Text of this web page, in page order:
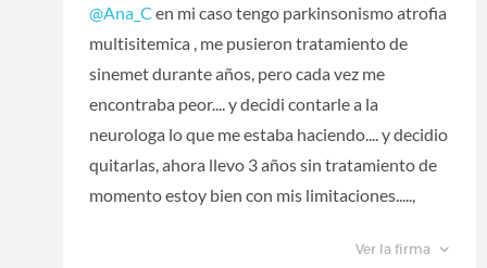
@Ana_C en mi caso tengo parkinsonismo atrofia
multisitemica , me pusieron tratamiento de
sinemet durante años, pero cada vez me
encontraba peor.... y decidi contarle a la
neurologa lo que me estaba haciendo.... y decidio
quitarlas, ahora llevo 3 años sin tratamiento de
momento estoy bien con mis limitaciones.....,
Ver la firma